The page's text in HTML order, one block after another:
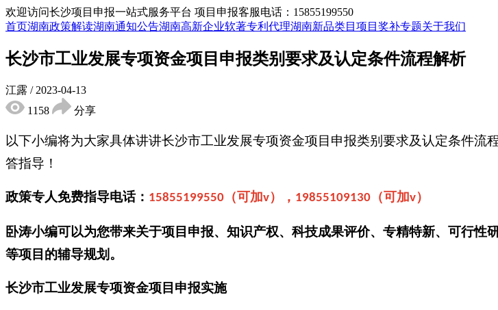
欢迎访问长沙项目申报一站式服务平台 项目申报客服电话：15855199550
首页湖南政策解读湖南通知公告湖南高新企业软著专利代理湖南新品类目 项目奖补专题关于我们
长沙市工业发展专项资金项目申报类别要求及认定条件流程解析
江露 / 2023-04-13
1158
分享
以下小编将为大家具体讲讲长沙市工业发展专项资金项目申报类别要求及认定条件
答指导！
政策专人免费指导电话： 15855199550 （可加v）， 19855109130 （可加v）
卧涛小编可以为您带来关于项目申报、知识产权、科技成果评价、专精特新、可行
等项目的辅导规划。
长沙市工业发展专项资金项目 申报实施